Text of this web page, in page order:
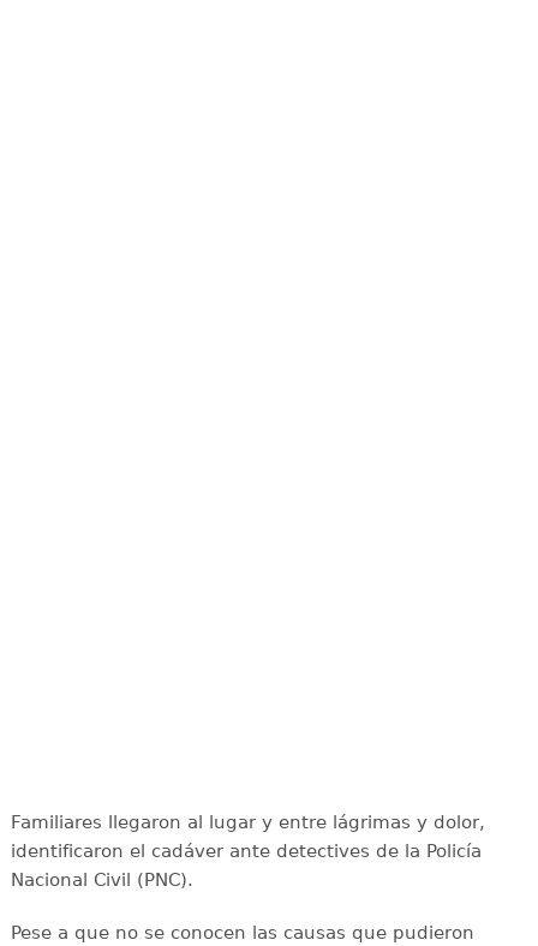
Familiares llegaron al lugar y entre lágrimas y dolor,
identificaron el cadáver ante detectives de la Policía
Nacional Civil (PNC).
Pese a que no se conocen las causas que pudieron